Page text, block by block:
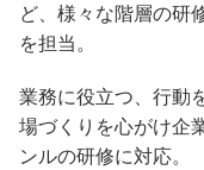
ど、様々な階層の研
を担当。
業務に役立つ、行動
場づくりを心がけ企
ンルの研修に対応。